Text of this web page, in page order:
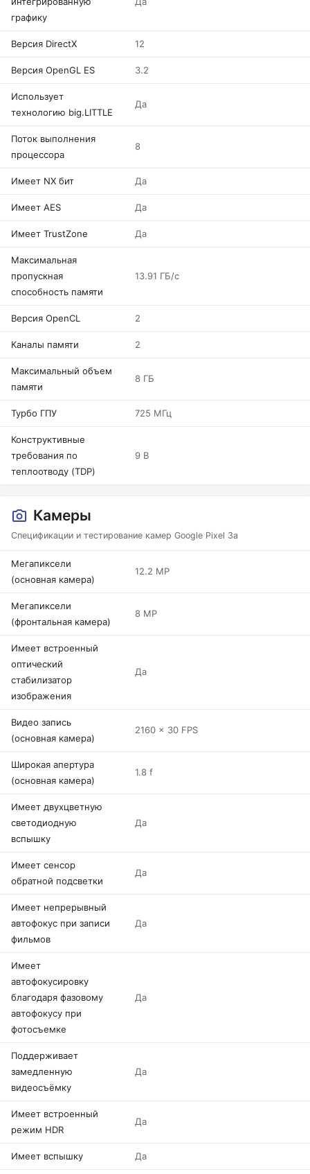
графику
Версия DirectX 12
Версия OpenGL ES 3.2
Использует
технологию big.LITTLE
Да
Поток выполнения
процессора
8
Имеет NX бит Да
Имеет AES Да
Имеет TrustZone Да
Максимальная
пропускная
способность памяти
13.91 ГБ/с
Версия OpenCL 2
Каналы памяти 2
Максимальный объем
памяти
8 ГБ
Турбо ГПУ 725 МГц
Конструктивные
требования по
теплоотводу (TDP)
9 В
Камеры
Спецификации и тестирование камер Google Pixel 3a
Мегапиксели
(основная камера)
12.2 MP
Мегапиксели
(фронтальная камера)
8 MP
Имеет встроенный
оптический
стабилизатор
изображения
Да
Видео запись
(основная камера)
2160 x 30 FPS
Широкая апертура
(основная камера)
1.8 f
Имеет двухцветную
светодиодную
вспышку
Да
Имеет сенсор
обратной подсветки
Да
Имеет непрерывный
автофокус при записи
фильмов
Да
Имеет
автофокусировку
благодаря фазовому
автофокусу при
фотосъемке
Да
Поддерживает
замедленную
видеосъёмку
Да
Имеет встроенный
режим HDR
Да
Имеет вспышку Да